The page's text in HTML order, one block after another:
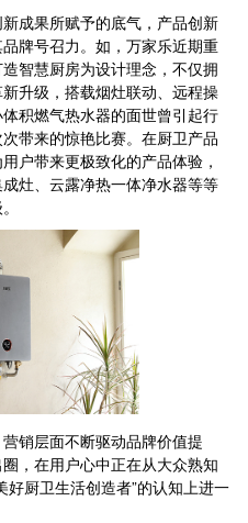
成果所赋予的底气，产品创新
牌号召力。如，万家乐近期重
智慧厨房为设计理念，不仅拥
升级，搭载烟灶联动、远程操
积燃气热水器的面世曾引起行
带来的惊艳比赛。在厨卫产品
户带来更极致化的产品体验，
灶、云露净热一体净水器等等
销层面不断驱动品牌价值提
，在用户心中正在从大众熟知
好厨卫生活创造者”的认知上进一